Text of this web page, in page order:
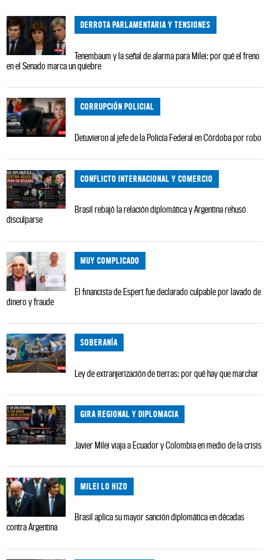
DERROTA PARLAMENTARIA Y TENSIONES
Tenembaum y la señal de alarma para Milei: por qué el freno
en el Senado marca un quiebre
CORRUPCIÓN POLICIAL
Detuvieron al jefe de la Policía Federal en Córdoba por robo
CONFLICTO INTERNACIONAL Y COMERCIO
Brasil rebajó la relación diplomática y Argentina rehusó
disculparse
MUY COMPLICADO
El financista de Espert fue declarado culpable por lavado de
dinero y fraude
SOBERANÍA
Ley de extranjerización de tierras: por qué hay que marchar
GIRA REGIONAL Y DIPLOMACIA
Javier Milei viaja a Ecuador y Colombia en medio de la crisis
MILEI LO HIZO
Brasil aplica su mayor sanción diplomática en décadas
contra Argentina